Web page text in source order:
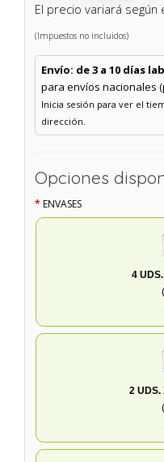
El precio variará
(Impuestos no incluidos)
Envío: de 3 a 10 días
para envíos nacionales
Inicia sesión para ver el
dirección.
Opciones
ENVASES
4
2 UDS.